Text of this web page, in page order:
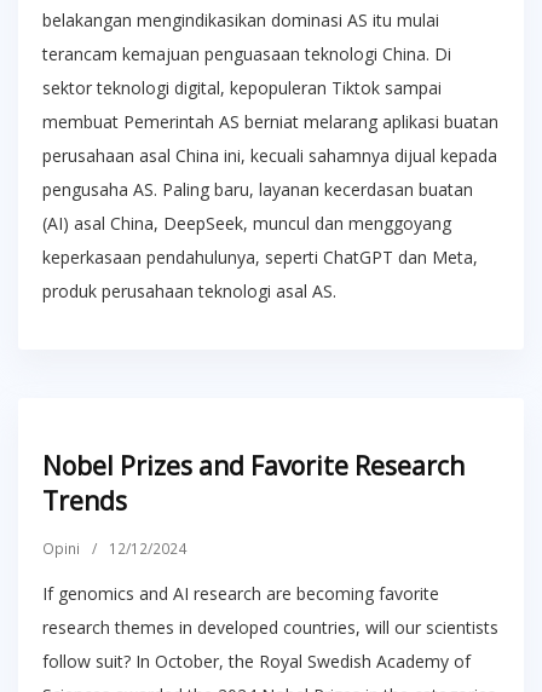
belakangan mengindikasikan dominasi AS itu mulai
terancam kemajuan penguasaan teknologi China. Di
sektor teknologi digital, kepopuleran Tiktok sampai
membuat Pemerintah AS berniat melarang aplikasi buatan
perusahaan asal China ini, kecuali sahamnya dijual kepada
pengusaha AS. Paling baru, layanan kecerdasan buatan
(AI) asal China, DeepSeek, muncul dan menggoyang
keperkasaan pendahulunya, seperti ChatGPT dan Meta,
produk perusahaan teknologi asal AS.
Nobel Prizes and Favorite Research
Trends
Opini / 12/12/2024
If genomics and AI research are becoming favorite
research themes in developed countries, will our scientists
follow suit? In October, the Royal Swedish Academy of